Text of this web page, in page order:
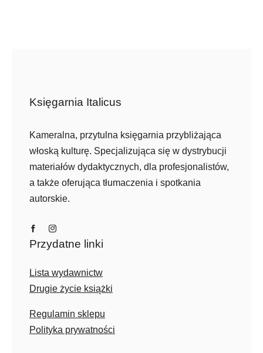
Księgarnia Italicus
Kameralna, przytulna księgarnia przybliżająca
włoską kulturę. Specjalizująca się w dystrybucji
materiałów dydaktycznych, dla profesjonalistów,
a także oferująca tłumaczenia i spotkania
autorskie.
Przydatne linki
Lista wydawnictw
Drugie życie książki
Regulamin sklepu
Polityka prywatności